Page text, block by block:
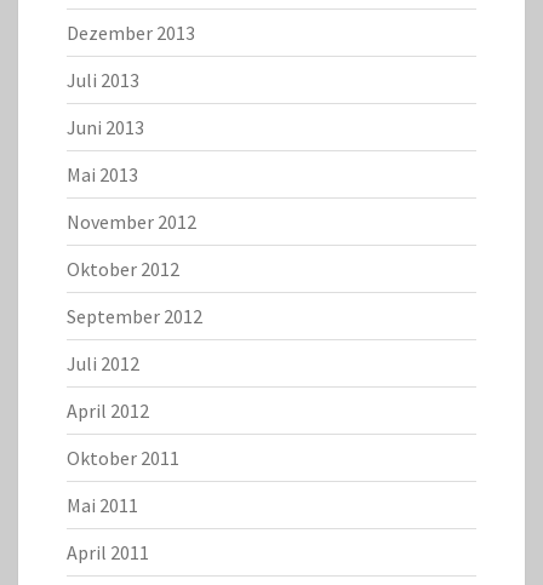
Dezember 2013
Juli 2013
Juni 2013
Mai 2013
November 2012
Oktober 2012
September 2012
Juli 2012
April 2012
Oktober 2011
Mai 2011
April 2011